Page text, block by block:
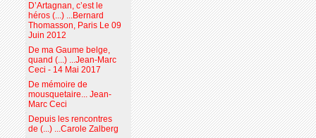
D’Artagnan, c’est le
héros (...) ...Bernard
Thomasson, Paris Le 09
Juin 2012
De ma Gaume belge,
quand (...) ...Jean-Marc
Ceci - 14 Mai 2017
De mémoire de
mousquetaire... Jean-
Marc Ceci
Depuis les rencontres
de (...) ...Carole Zalberg